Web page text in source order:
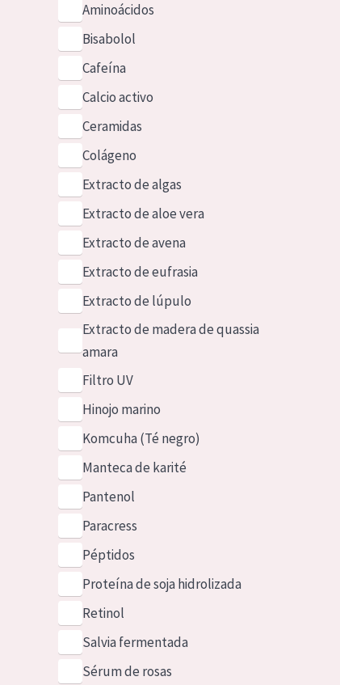
Aminoácidos
Bisabolol
Cafeína
Calcio activo
Ceramidas
Colágeno
Extracto de algas
Extracto de aloe vera
Extracto de avena
Extracto de eufrasia
Extracto de lúpulo
Extracto de madera de quassia
amara
Filtro UV
Hinojo marino
Komcuha (Té negro)
Manteca de karité
Pantenol
Paracress
Péptidos
Proteína de soja hidrolizada
Retinol
Salvia fermentada
Sérum de rosas